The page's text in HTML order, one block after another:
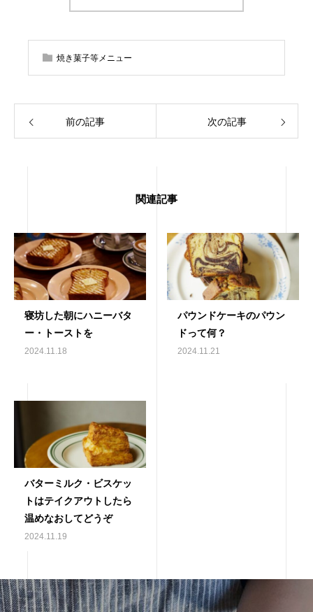
焼き菓子等メニュー
前の記事 次の記事
関連記事
寝坊した朝にハニーバタ
ー・トーストを
2024.11.18
パウンドケーキのパウン
ドって何？
2024.11.21
バターミルク・ビスケッ
トはテイクアウトしたら
温めなおしてどうぞ
2024.11.19